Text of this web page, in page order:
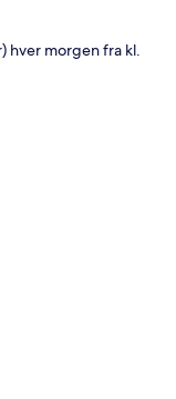
morgen fra kl.